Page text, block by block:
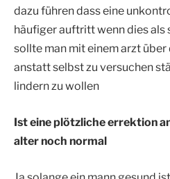
dazu führen dass eine
häufiger auftritt wenn dies
sollte man mit einem arzt
anstatt selbst zu versuchen
lindern zu wollen
Ist eine plötzliche errektion
alter noch normal